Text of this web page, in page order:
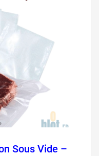
Sous Vide –